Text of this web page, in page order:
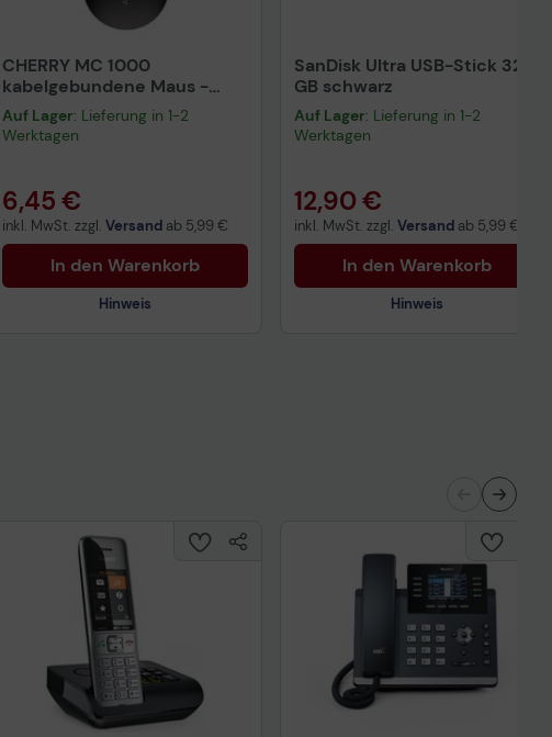
CHERRY MC 1000
kabelgebundene Maus -
schwarz
Auf Lager: Lieferung in 1-2
Werktagen
6,45 €
inkl. MwSt. zzgl. Versand ab 5,99 €
In den Warenkorb
Hinweis
SanDisk Ultra USB-Stick 32
GB schwarz
Auf Lager: Lieferung in 1-2
Werktagen
12,90 €
inkl. MwSt. zzgl. Versand ab 5,99 €
In den Warenkorb
Hinweis